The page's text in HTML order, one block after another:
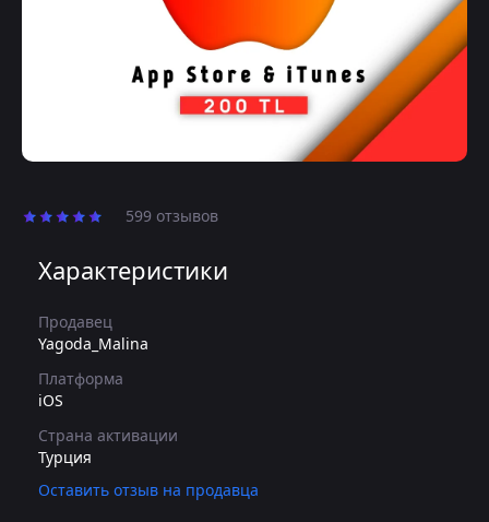
599 отзывов
Характеристики
Продавец
Yagoda_Malina
Платформа
iOS
Страна активации
Турция
Оставить отзыв на продавца